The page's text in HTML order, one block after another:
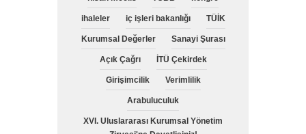
ihaleler iç işleri bakanlığı TÜİK
Kurumsal Değerler Sanayi Şurası
Açık Çağrı İTÜ Çekirdek
Girişimcilik Verimlilik
Arabuluculuk
XVI. Uluslararası Kurumsal Yönetim